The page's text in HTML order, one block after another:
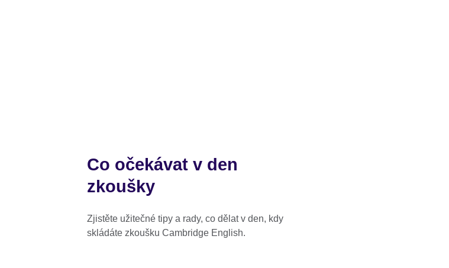
Co očekávat v den
zkoušky
Zjistěte užitečné tipy a rady, co dělat v den, kdy
skládáte zkoušku Cambridge English.